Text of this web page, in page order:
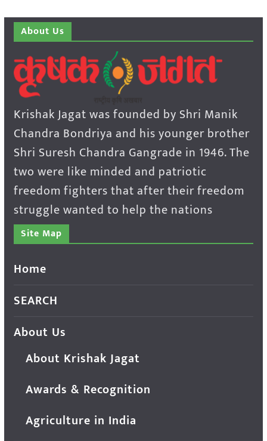
About Us
Krishak Jagat was founded by Shri Manik
Chandra Bondriya and his younger brother
Shri Suresh Chandra Gangrade in 1946. The
two were like minded and patriotic
freedom fighters that after their freedom
struggle wanted to help the nations
Site Map
Home
SEARCH
About Us
About Krishak Jagat
Awards & Recognition
Agriculture in India